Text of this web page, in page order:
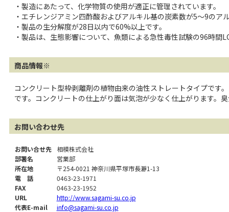
・製造にあたって、化学物質の使用が適正に管理されています。
・エチレンジアミン四酢酸およびアルキル基の炭素数が5〜9の
・製品の生分解度が28日以内で60%以上です。
・製品は、生態影響について、魚類による急性毒性試験の96時
商品情報※
コンクリート型枠剥離剤の植物由来の油性ストレートタイプです
です。コンクリートの仕上がり面は気泡が少なく仕上がります
お問い合わせ先
お問い合せ先
相模株式会社
部署名
営業部
所在地
〒254-0021 神奈川県平塚市長瀞1-13
電 話
0463-23-1971
FAX
0463-23-1952
URL
http://www.sagami-su.co.jp
代表E-mail
info@sagami-su.co.jp